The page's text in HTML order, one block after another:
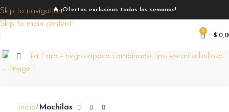
Skip to navigation
Skip to main content
🔥 ¡Ofertas exclusivas todas las semanas!
0 $
Zoom
Inicio Mochilas